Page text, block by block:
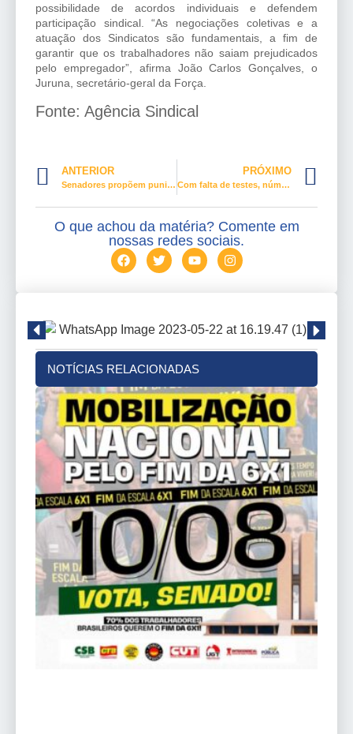
possibilidade de acordos individuais e defendem
participação sindical. “As negociações coletivas e a
atuação dos Sindicatos são fundamentais, a fim de
garantir que os trabalhadores não saiam prejudicados
pelo empregador”, afirma João Carlos Gonçalves, o
Juruna, secretário-geral da Força.
Fonte: Agência Sindical
ANTERIOR
Senadores propõem punição por preços abusivos durante pandemia
PRÓXIMO
Com falta de testes, número real sobre coronavírus no Brasil é incógnita
O que achou da matéria? Comente em
nossas redes sociais.
NOTÍCIAS RELACIONADAS